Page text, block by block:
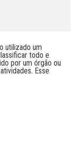
utilizado um
todo e
por um órgão ou
Esse